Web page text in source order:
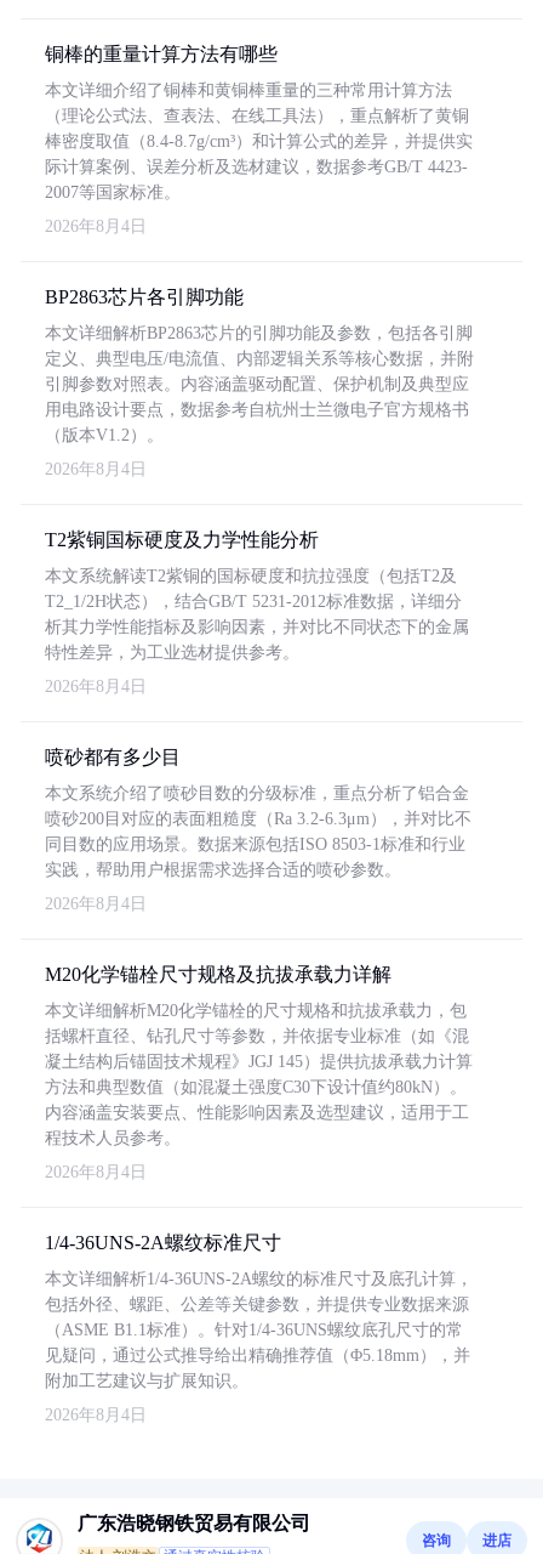
铜棒的重量计算方法有哪些
本文详细介绍了铜棒和黄铜棒重量的三种常用计算方法
（理论公式法、查表法、在线工具法），重点解析了黄铜
棒密度取值（8.4-8.7g/cm³）和计算公式的差异，并提供实
际计算案例、误差分析及选材建议，数据参考GB/T 4423-
2007等国家标准。
2026年8月4日
BP2863芯片各引脚功能
本文详细解析BP2863芯片的引脚功能及参数，包括各引脚
定义、典型电压/电流值、内部逻辑关系等核心数据，并附
引脚参数对照表。内容涵盖驱动配置、保护机制及典型应
用电路设计要点，数据参考自杭州士兰微电子官方规格书
（版本V1.2）。
2026年8月4日
T2紫铜国标硬度及力学性能分析
本文系统解读T2紫铜的国标硬度和抗拉强度（包括T2及
T2_1/2H状态），结合GB/T 5231-2012标准数据，详细分
析其力学性能指标及影响因素，并对比不同状态下的金属
特性差异，为工业选材提供参考。
2026年8月4日
喷砂都有多少目
本文系统介绍了喷砂目数的分级标准，重点分析了铝合金
喷砂200目对应的表面粗糙度（Ra 3.2-6.3μm），并对比不
同目数的应用场景。数据来源包括ISO 8503-1标准和行业
实践，帮助用户根据需求选择合适的喷砂参数。
2026年8月4日
M20化学锚栓尺寸规格及抗拔承载力详解
本文详细解析M20化学锚栓的尺寸规格和抗拔承载力，包
括螺杆直径、钻孔尺寸等参数，并依据专业标准（如《混
凝土结构后锚固技术规程》JGJ 145）提供抗拔承载力计算
方法和典型数值（如混凝土强度C30下设计值约80kN）。
内容涵盖安装要点、性能影响因素及选型建议，适用于工
程技术人员参考。
2026年8月4日
1/4-36UNS-2A螺纹标准尺寸
本文详细解析1/4-36UNS-2A螺纹的标准尺寸及底孔计算，
包括外径、螺距、公差等关键参数，并提供专业数据来源
（ASME B1.1标准）。针对1/4-36UNS螺纹底孔尺寸的常
见疑问，通过公式推导给出精确推荐值（Φ5.18mm），并
附加工艺建议与扩展知识。
2026年8月4日
广东浩晓钢铁贸易有限公司
咨询 进店